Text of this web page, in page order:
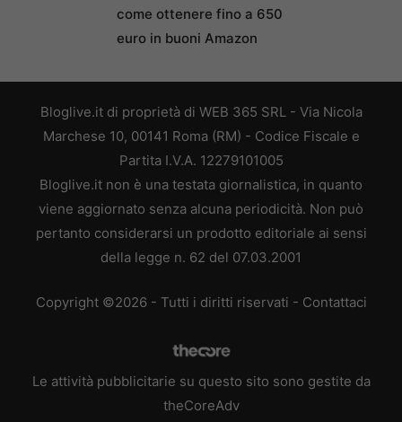
come ottenere fino a 650
euro in buoni Amazon
Bloglive.it di proprietà di WEB 365 SRL - Via Nicola
Marchese 10, 00141 Roma (RM) - Codice Fiscale e
Partita I.V.A. 12279101005
Bloglive.it non è una testata giornalistica, in quanto
viene aggiornato senza alcuna periodicità. Non può
pertanto considerarsi un prodotto editoriale ai sensi
della legge n. 62 del 07.03.2001
Copyright ©2026 - Tutti i diritti riservati - Contattaci
Le attività pubblicitarie su questo sito sono gestite da
theCoreAdv